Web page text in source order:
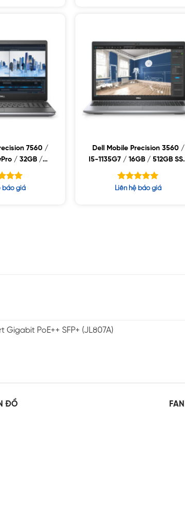
7560 /
/ 32GB /
/ WIN10
xếp
báo giá
Dell Mobile Precision 3560 /
I5-1135G7 / 16GB / 512GB
/ 15.6 FHD / RGB CAMERA &
Được xếp
Liên hệ báo giá
Gigabit PoE++ SFP+ (JL807A)
ĐỒ